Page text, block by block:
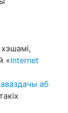
«Internet
аб